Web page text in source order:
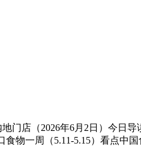
店（2026年6月2日）今日导
物一周（5.11-5.15）看点中